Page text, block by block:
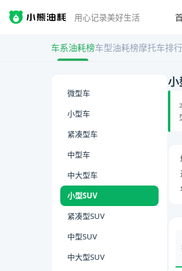
用心记录美好生活
车系油耗榜车型油耗榜摩托车排行
微型车
小型车
紧凑型车
中型车
中大型车
小型SUV
紧凑型SUV
中型SUV
中大型SUV
小